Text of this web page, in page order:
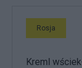
Rosja
Kreml